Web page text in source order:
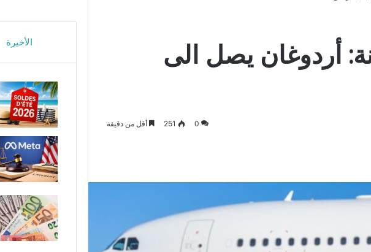
أردوغان يصل الى
0
251 أقل من دقيقة
الأخيرة